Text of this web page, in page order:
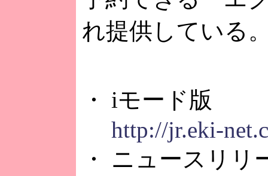
れ提供している
・ iモード版
http://jr.eki-
・ ニュースリリ